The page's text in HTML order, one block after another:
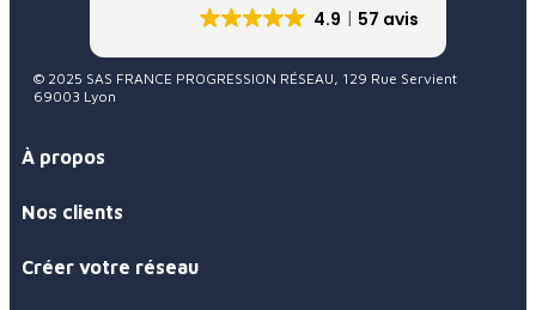
4.9 57 avis
© 2025 SAS FRANCE PROGRESSION RÉSEAU, 129 Rue Servient
69003 Lyon
À propos
Nos clients
Créer votre réseau